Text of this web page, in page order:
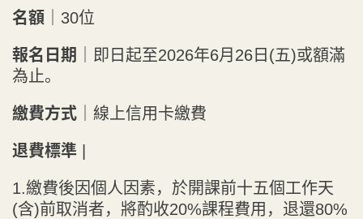
名額 ｜30位
報名日期
｜即日起至2026年6月26日(五)或額滿
為止。
繳費方式 ｜線上信用卡繳費
退費標準
1.繳費後因個人因素，於開課前十五個工作天
(含)前取消者，將酌收20%課程費用，退還80%